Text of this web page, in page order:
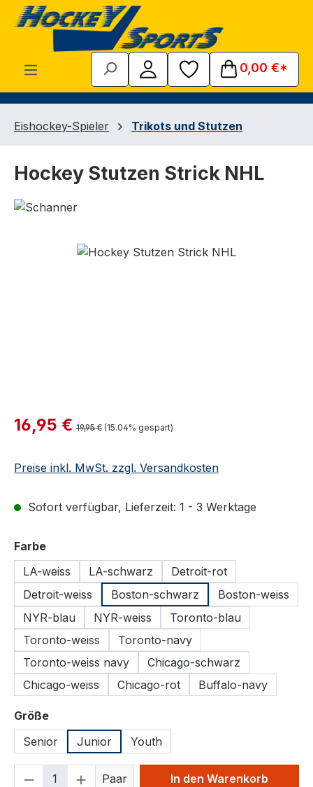
Zum Hauptinhalt springen
0,00 €*
Eishockey-Spieler Trikots und Stutzen
Hockey Stutzen Strick NHL
Bildergalerie überspringen
Verkaufspreis:
16,95 € Regulärer Preis:
19,95 € (15.04% gespart)
Preise inkl. MwSt. zzgl. Versandkosten
Sofort verfügbar, Lieferzeit: 1 - 3 Werktage
Farbeauswählen
LA-weiss
LA-schwarz
Detroit-rot
Detroit-weiss
Boston-schwarz
Boston-weiss
NYR-blau
NYR-weiss
Toronto-blau
Toronto-weiss
Toronto-navy
Toronto-weiss navy
Chicago-schwarz
Chicago-weiss
Chicago-rot Buffalo-navy
Größeauswählen
Senior
Junior Youth
Produkt Anzahl: Gib den
Paar In den Warenkorb